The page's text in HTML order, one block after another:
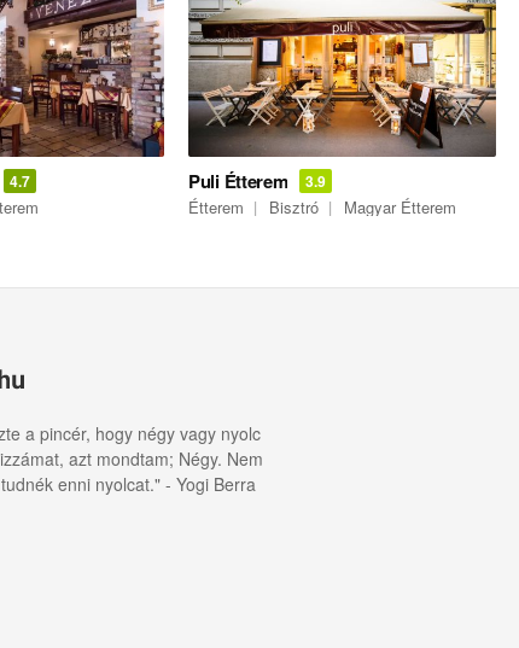
4.7 Puli Étterem 3.9
Étterem Bisztró Magyar Étterem
a pincér, hogy négy vagy nyolc
azt mondtam; Négy. Nem
enni nyolcat." - Yogi Berra